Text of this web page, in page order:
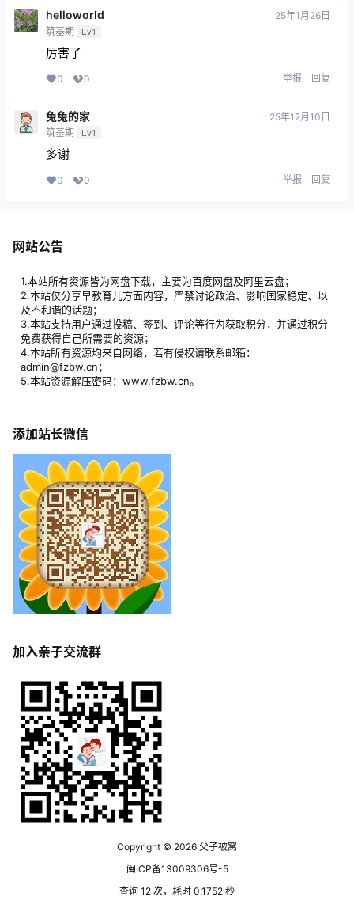
helloworld
筑基期 Lv1
25年1月26日
厉害了
0 0 举报 回复
兔兔的家
筑基期 Lv1
25年12月10日
多谢
0 0 举报 回复
网站公告
1.本站所有资源皆为网盘下载，主要为百度网盘及阿里云盘；
2.本站仅分享早教育儿方面内容，严禁讨论政治、影响国家稳定、以
及不和谐的话题；
3.本站支持用户通过投稿、签到、评论等行为获取积分，并通过积分
免费获得自己所需要的资源；
4.本站所有资源均来自网络，若有侵权请联系邮箱：
admin@fzbw.cn；
5.本站资源解压密码：www.fzbw.cn。
添加站长微信
加入亲子交流群
Copyright © 2026 父子被窝
闽ICP备13009306号-5
查询 12 次，耗时 0.1752 秒